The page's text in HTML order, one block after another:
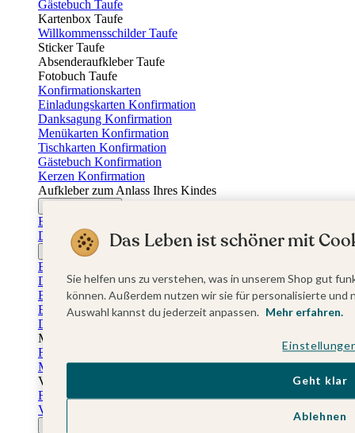
Gästebuch Taufe
Kartenbox Taufe
Willkommensschilder Taufe
Sticker Taufe
Absenderaufkleber Taufe
Fotobuch Taufe
Konfirmationskarten
Einladungskarten Konfirmation
Danksagung Konfirmation
Menükarten Konfirmation
Tischkarten Konfirmation
Gästebuch Konfirmation
Kerzen Konfirmation
Aufkleber zum Anlass Ihres Kindes
Einladungskarten Firmung
Dankeskarten Firmung
Jugendweihekarten
Einladungskarten Jugendweihe
Dankeskarten Jugendweihe
Einschulungskarten
Einladungskarten Einschulung
Danksagung Einschulung
Muttertag
Fotogeschenke Muttertag
Muttertagskarten
Vatertag
Fotogeschenke Vatertag
Vatertagskarten
Das Leben ist schöner mit
Sie helfen uns zu verstehen, was in unserem Shop gut
können. Außerdem nutzen wir sie für personalisierte
Auswahl kannst du jederzeit anpassen. Mehr erfahren.
Ablehnen
Geht klar